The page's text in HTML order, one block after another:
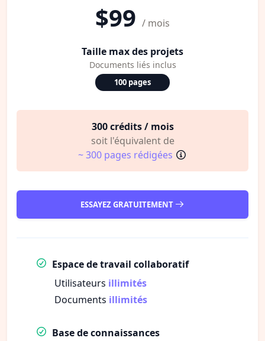
$99 / mois
Taille max des projets
Documents liés inclus
100 pages
300 crédits / mois
soit l'équivalent de
~ 300 pages rédigées
ESSAYEZ GRATUITEMENT
Espace de travail collaboratif
Utilisateurs illimités
Documents illimités
Base de connaissances